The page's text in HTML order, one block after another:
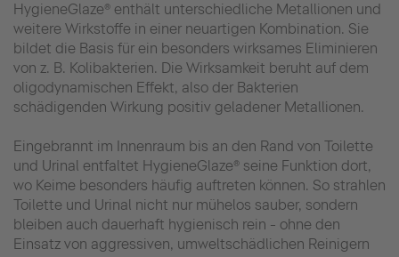
HygieneGlaze® enthält unterschiedliche Metallionen und
weitere Wirkstoffe in einer neuartigen Kombination. Sie
bildet die Basis für ein besonders wirksames Eliminieren
von z. B. Kolibakterien. Die Wirksamkeit beruht auf dem
oligodynamischen Effekt, also der Bakterien
schädigenden Wirkung positiv geladener Metallionen.
Eingebrannt im Innenraum bis an den Rand von Toilette
und Urinal entfaltet HygieneGlaze® seine Funktion dort,
wo Keime besonders häufig auftreten können. So strahlen
Toilette und Urinal nicht nur mühelos sauber, sondern
bleiben auch dauerhaft hygienisch rein - ohne den
Einsatz von aggressiven, umweltschädlichen Reinigern